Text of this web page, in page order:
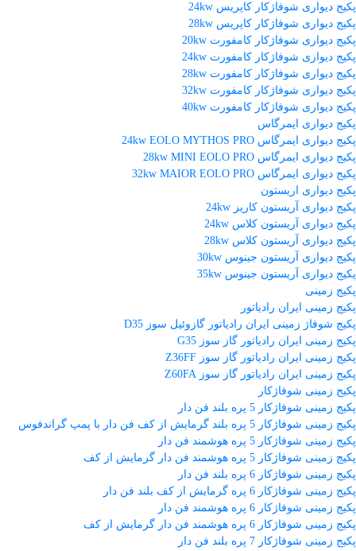
پکیج دیواری شوفاژکار کاپریس 24kw
پکیج دیواری شوفاژکار کاپریس 28kw
پکیج دیواری شوفاژکار کامفورت 20kw
پکیج دیواری شوفاژکار کامفورت 24kw
پکیج دیواری شوفاژکار کامفورت 28kw
پکیج دیواری شوفاژکار کامفورت 32kw
پکیج دیواری شوفاژکار کامفورت 40kw
پکیج دیواری ایمرگاس
پکیج دیواری ایمرگاس 24kw EOLO MYTHOS PRO
پکیج دیواری ایمرگاس 28kw MINI EOLO PRO
پکیج دیواری ایمرگاس 32kw MAIOR EOLO PRO
پکیج دیواری اریستون
پکیج دیواری آریستون کاریز 24kw
پکیج دیواری آریستون کلاس 24kw
پکیج دیواری آریستون کلاس 28kw
پکیج دیواری آریستون جینوس 30kw
پکیج دیواری آریستون جینوس 35kw
پکیج زمینی
پکیج زمینی ایران رادیاتور
پکیج شوفاژ زمینی ایران رادیاتور گازوئیل سوز D35
پکیج زمینی ایران رادیاتور گاز سوز G35
پکیج زمینی ایران رادیاتور گاز سوز Z36FF
پکیج زمینی ایران رادیاتور گاز سوز Z60FA
پکیج زمینی شوفاژکار
پکیج زمینی شوفاژکار 5 پره بلند فن دار
پکیج زمینی شوفاژکار 5 پره بلند گرمایش از کف فن دار با پمپ گراندفوس
پکیج زمینی شوفاژکار 5 پره هوشمند فن دار
پکیج زمینی شوفاژکار 5 پره هوشمند فن دار گرمایش از کف
پکیج زمینی شوفاژکار 6 پره بلند فن دار
پکیج زمینی شوفاژکار 6 پره گرمایش از کف بلند فن دار
پکیج زمینی شوفاژکار 6 پره هوشمند فن دار
پکیج زمینی شوفاژکار 6 پره هوشمند فن دار گرمایش از کف
پکیج زمینی شوفاژکار 7 پره بلند فن دار